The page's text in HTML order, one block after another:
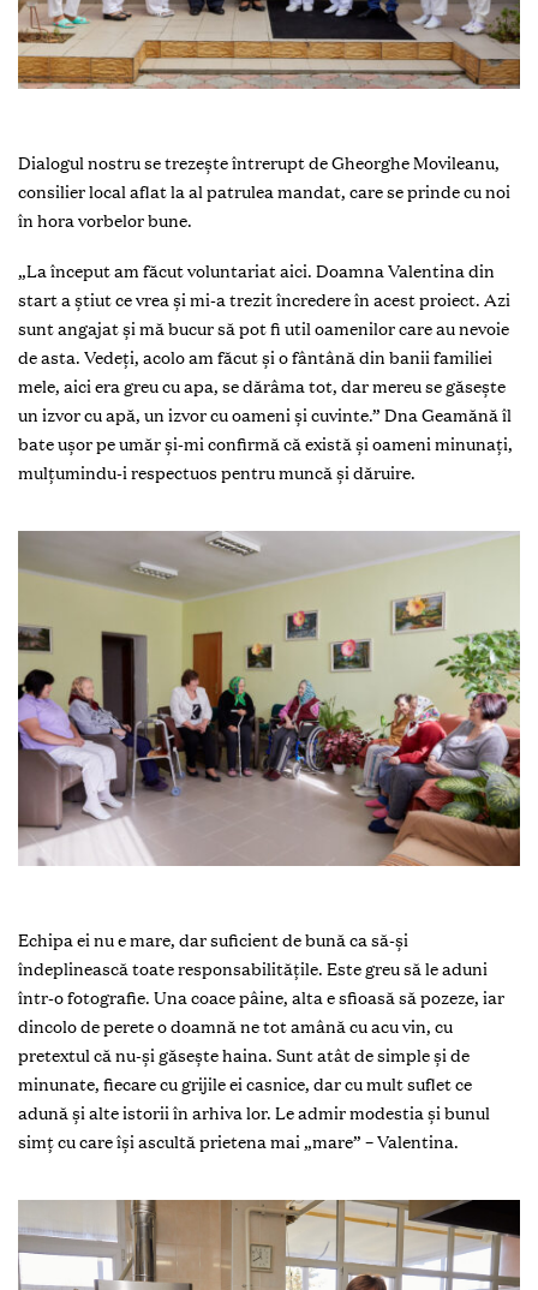
Dialogul nostru se trezește întrerupt de Gheorghe Movileanu,
consilier local aflat la al patrulea mandat, care se prinde cu noi
în hora vorbelor bune.
„La început am făcut voluntariat aici. Doamna Valentina din
start a știut ce vrea și mi-a trezit încredere în acest proiect. Azi
sunt angajat și mă bucur să pot fi util oamenilor care au nevoie
de asta. Vedeți, acolo am făcut și o fântână din banii familiei
mele, aici era greu cu apa, se dărâma tot, dar mereu se găsește
un izvor cu apă, un izvor cu oameni și cuvinte.” Dna Geamănă îl
bate ușor pe umăr și-mi confirmă că există și oameni minunați,
mulțumindu-i respectuos pentru muncă și dăruire.
Echipa ei nu e mare, dar suficient de bună ca să-și
îndeplinească toate responsabilitățile. Este greu să le aduni
într-o fotografie. Una coace pâine, alta e sfioasă să pozeze, iar
dincolo de perete o doamnă ne tot amână cu acu vin, cu
pretextul că nu-și găsește haina. Sunt atât de simple și de
minunate, fiecare cu grijile ei casnice, dar cu mult suflet ce
adună și alte istorii în arhiva lor. Le admir modestia și bunul
simț cu care își ascultă prietena mai „mare” – Valentina.